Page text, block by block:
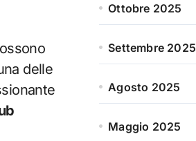
delle
Ottobre 2025
Settembre 2025
Agosto 2025
Maggio 2025